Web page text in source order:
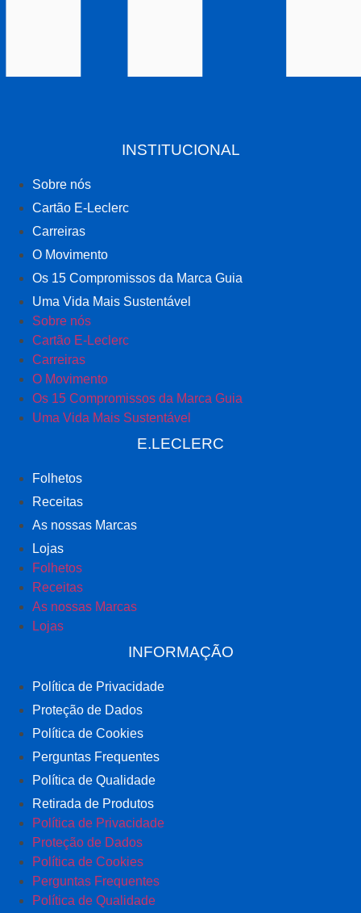
INSTITUCIONAL
Sobre nós
Cartão E-Leclerc
Carreiras
O Movimento
Os 15 Compromissos da Marca Guia
Uma Vida Mais Sustentável
Sobre nós
Cartão E-Leclerc
Carreiras
O Movimento
Os 15 Compromissos da Marca Guia
Uma Vida Mais Sustentável
E.LECLERC
Folhetos
Receitas
As nossas Marcas
Lojas
Folhetos
Receitas
As nossas Marcas
Lojas
INFORMAÇÃO
Política de Privacidade
Proteção de Dados
Política de Cookies
Perguntas Frequentes
Política de Qualidade
Retirada de Produtos
Política de Privacidade
Proteção de Dados
Política de Cookies
Perguntas Frequentes
Política de Qualidade